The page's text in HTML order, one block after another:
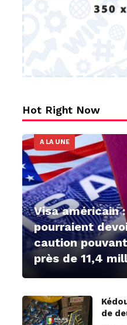
Hot Right Now
A LA UNE
Visa américain
pourraient
caution
près de 11,4
de